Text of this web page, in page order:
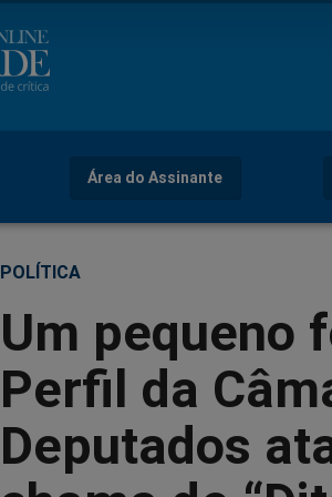
Área do Assinante
POLÍTICA
Um pequeno
Perfil da
Deputados